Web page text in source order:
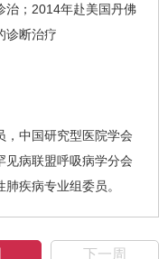
；2014年赴美国丹佛
诊断治疗
中国研究型医院学会
见病联盟呼吸病学分会
疾病专业组委员。
下一周